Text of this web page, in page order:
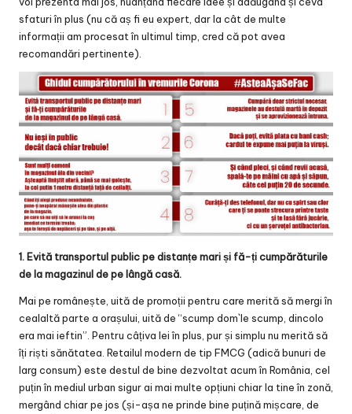
sfaturi în plus (nu că aș fi eu expert, dar la cât de multe
informații am procesat în ultimul timp, cred că pot avea
recomandări pertinente).
1. Evită transportul public pe distanțe mari și fă-ți cumpărăturile
de la magazinul de pe lângă casă.
Mai pe românește, uită de promoții pentru care merită să mergi în
cealaltă parte a orașului, uită de “scump dom`le scump, dincolo
era mai ieftin”. Pentru câțiva lei în plus, pur și simplu nu merită să
îți riști sănătatea. Retailul modern de tip FMCG (adică bunuri de
larg consum) este destul de bine dezvoltat acum în România, cel
puțin în mediul urban sigur ai mai multe opțiuni chiar la tine în zonă,
mergând chiar pe jos (și-așa ne prinde bine puțină mișcare, de